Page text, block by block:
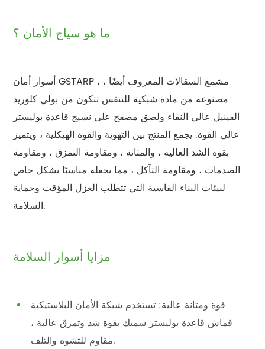
ما هو سياج الأمان ؟
أسوار أمان GSTARP ، مشمع السقالات المعروف أيضًا ،
مصنوعة من مادة شبكية للتنفس تتكون من بولي كلوريد
الفينيل عالي النقاء ولصق مصفح على نسيج قاعدة بوليستر
عالي القوة. يجمع المنتج بين التهوية والقوة الهيكلية ، ويتميز
بقوة الشد العالية ، والمتانة ، ومقاومة التمزق ، ومقاومة
الصدمات ، ومقاومة التآكل ، مما يجعله مناسبًا بشكل خاص
لبيئات البناء القاسية التي تتطلب العزل المؤقت وحماية
السلامة.
مزايا أسوار السلامة
قوة ومتانة عالية: تستخدم شبكة الأمان البلاستيكية
قماش قاعدة بوليستر سميك بقوة شد وتمزق عالية ،
مقاوم للتشوه والتلف.